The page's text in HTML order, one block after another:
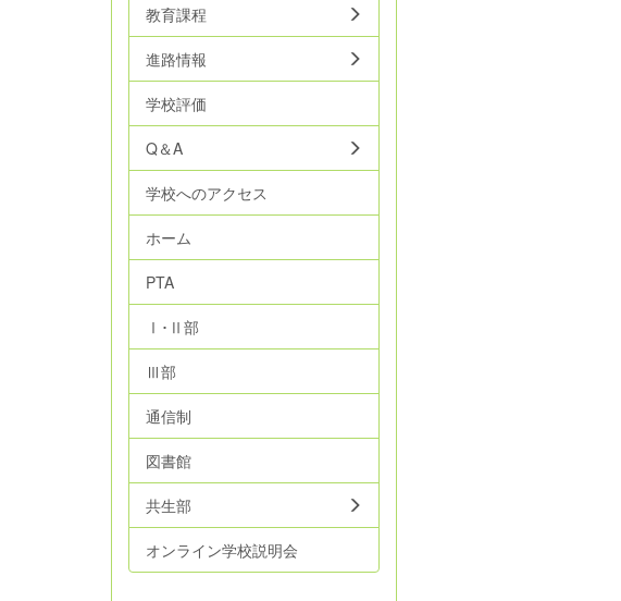
教育課程
進路情報
学校評価
Q＆A
学校へのアクセス
ホーム
PTA
Ⅰ･Ⅱ部
Ⅲ部
通信制
図書館
共生部
オンライン学校説明会